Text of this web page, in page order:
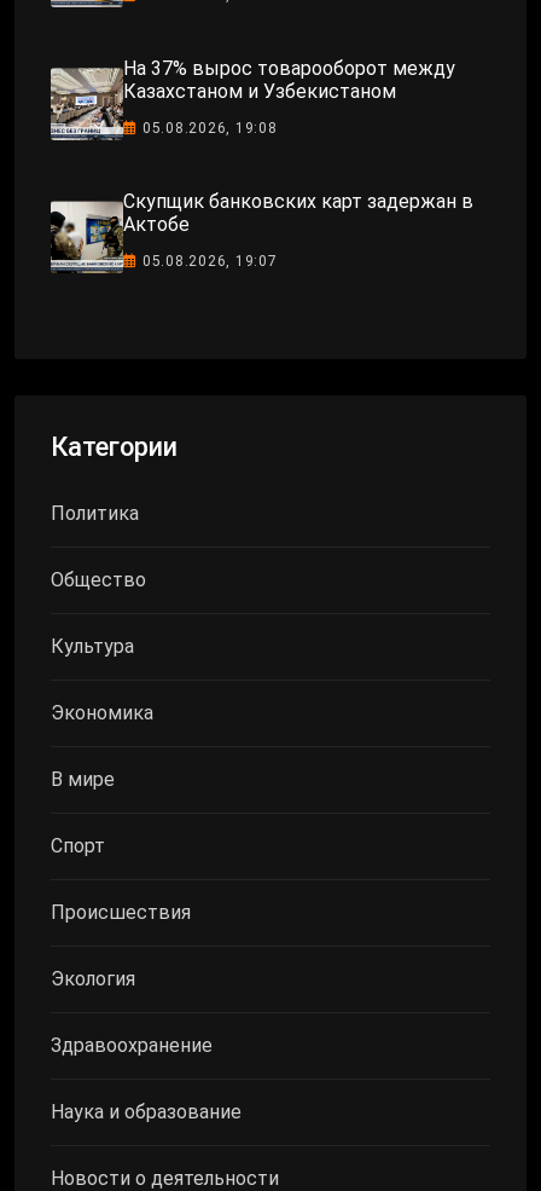
На 37% вырос товарооборот между
Казахстаном и Узбекистаном
05.08.2026, 19:08
Скупщик банковских карт задержан в
Актобе
05.08.2026, 19:07
Категории
Политика
Общество
Культура
Экономика
В мире
Спорт
Происшествия
Экология
Здравоохранение
Наука и образование
Новости о деятельности